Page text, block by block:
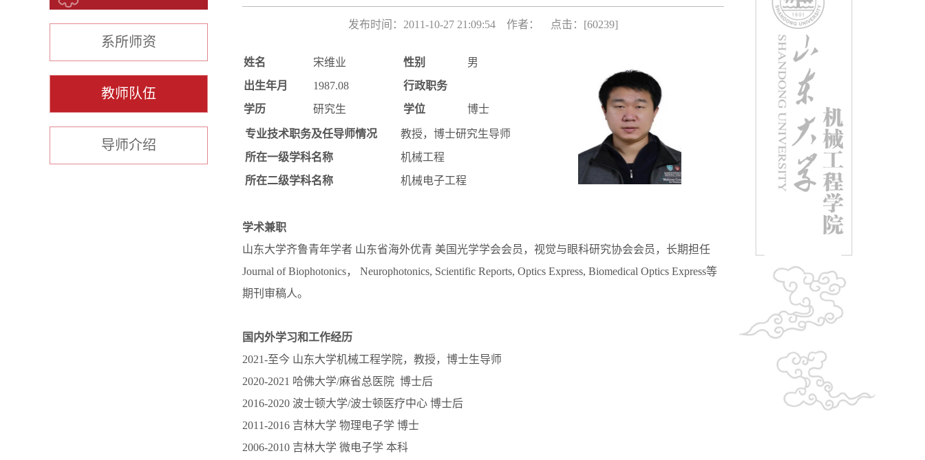
系所师资
教师队伍
导师介绍
发布时间：2011-10-27 21:09:54 作者： 点击：[60239]
姓名 宋维业 性别
男
出生年月
1987.08
行政职务
学历
研究生 学位 博士
专业技术职务及任导师情况
教授，博士研究生导师
所在一级学科名称
机械工程
所在二级学科名称
机械电子工程
学术兼职
山东大学齐鲁青年学者 山东省海外优青 美国光学学会会员，视觉与眼科研究协会会员，长期担任
Journal of Biophotonics， Neurophotonics, Scientific Reports, Optics Express, Biomedical Optics Express等
期刊审稿人。
国内外学习和工作经历
2021-至今 山东大学机械工程学院，教授，博士生导师
2020-2021 哈佛大学/麻省总医院 博士后
2016-2020 波士顿大学/波士顿医疗中心 博士后
2011-2016 吉林大学 物理电子学 博士
2006-2010 吉林大学 微电子学 本科